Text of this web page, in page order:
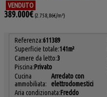
VENDUTO
389.000€ (2.758,86€/m²)
Referenza:611389
Superficie totale:141m²
Camere da letto:3
Piscina:Privato
Cucina
ammobiliata:
Arredato con
elettrodomestici
Aria condizionata:Freddo